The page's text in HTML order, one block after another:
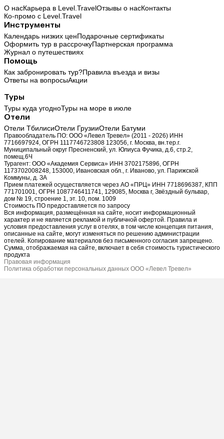
О насКарьера в Level.TravelОтзывы о насКонтакты
Ко-промо с Level.Travel
Инструменты
Календарь низких ценПодарочные сертификаты
Оформить тур в рассрочкуПартнерская программа
Журнал о путешествиях
Помощь
Как забронировать тур?Правила въезда и визы
Ответы на вопросыАкции
Туры
Туры куда угодноТуры на море в июле
Отели
Отели ТбилисиОтели ГрузииОтели Батуми
Правообладатель ПО: ООО «Левел Тревел» (2011 - 2026) ИНН
7716697924, ОГРН 1117746723808 123056, г. Москва, вн.тер.г.
Муниципальный округ Пресненский, ул. Юлиуса Фучика, д.6, стр.2,
помещ.6Ч
Турагент: ООО «Академия Сервиса» ИНН 3702175896, ОГРН
1173702008248, 153000, Ивановская обл., г. Иваново, ул. Парижской
Коммуны, д. ЗА
Прием платежей осуществляется через АО «ПРЦ» ИНН 7718696387, КПП
771701001, ОГРН 1087746411741, 129085, Москва г, Звёздный бульвар,
дом № 19, строение 1, эт. 10, пом. 1009
Стоимость ПО предоставляется по запросу
Вся информация, размещённая на сайте, носит информационный
характер и не является рекламой и публичной офертой. Правила и
условия предоставления услуг в отелях, в том числе концепция питания,
описанные на сайте, могут изменяться по решению администрации
отелей. Копирование материалов без письменного согласия запрещено.
Сумма, отображаемая на сайте, включает в себя стоимость туристического
продукта
Правовая информация
Политика обработки персональных данных ООО «Левел Тревел»